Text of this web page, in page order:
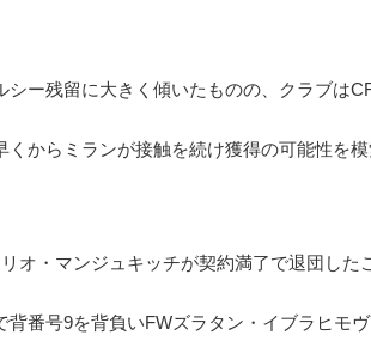
ー残留に大きく傾いたものの、クラブは
からミランが接触を続け獲得の可能性を模
オ・マンジュキッチが契約満了で退団した
番号9を背負いFWズラタン・イブラヒモ